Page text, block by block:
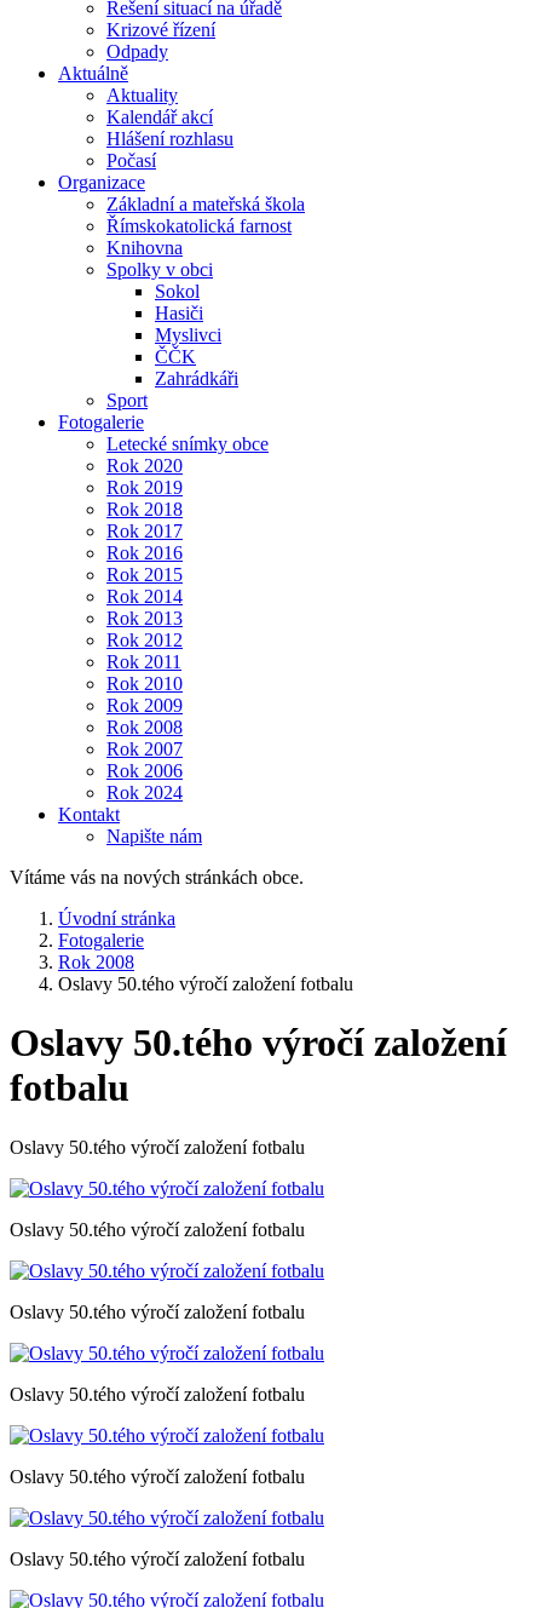
Řešení situací na úřadě
Krizové řízení
Odpady
Aktuálně
Aktuality
Kalendář akcí
Hlášení rozhlasu
Počasí
Organizace
Základní a mateřská škola
Římskokatolická farnost
Knihovna
Spolky v obci
Sokol
Hasiči
Myslivci
ČČK
Zahrádkáři
Sport
Fotogalerie
Letecké snímky obce
Rok 2020
Rok 2019
Rok 2018
Rok 2017
Rok 2016
Rok 2015
Rok 2014
Rok 2013
Rok 2012
Rok 2011
Rok 2010
Rok 2009
Rok 2008
Rok 2007
Rok 2006
Rok 2024
Kontakt
Napište nám
Vítáme vás na nových stránkách obce.
Úvodní stránka
Fotogalerie
Rok 2008
Oslavy 50.tého výročí založení fotbalu
Oslavy 50.tého výročí založení
fotbalu
Oslavy 50.tého výročí založení fotbalu
Oslavy 50.tého výročí založení fotbalu
Oslavy 50.tého výročí založení fotbalu
Oslavy 50.tého výročí založení fotbalu
Oslavy 50.tého výročí založení fotbalu
Oslavy 50.tého výročí založení fotbalu